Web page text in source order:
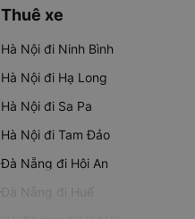
Thuê xe
Hà Nội đi Ninh Bình
Hà Nội đi Hạ Long
Hà Nội đi Sa Pa
Hà Nội đi Tam Đảo
Đà Nẵng đi Hội An
Đà Nẵng đi Huế